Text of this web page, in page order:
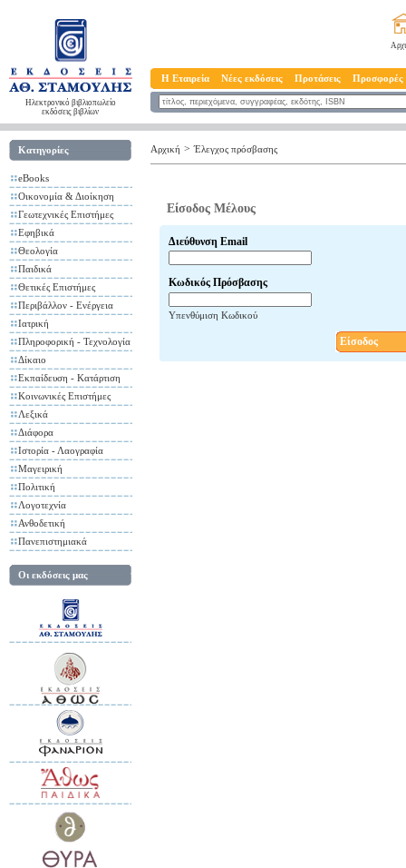
Ηλεκτρονικό βιβλιοπωλείο
εκδόσεις βιβλίων
Η Εταιρεία Νέες εκδόσεις Προτάσεις Προσφορές
Κατηγορίες
eBooks
Οικονομία & Διοίκηση
Γεωτεχνικές Επιστήμες
Εφηβικά
Θεολογία
Παιδικά
Θετικές Επιστήμες
Περιβάλλον - Ενέργεια
Ιατρική
Πληροφορική - Τεχνολογία
Δίκαιο
Εκπαίδευση - Κατάρτιση
Κοινωνικές Επιστήμες
Λεξικά
Διάφορα
Ιστορία - Λαογραφία
Μαγειρική
Πολιτική
Λογοτεχνία
Ανθοδετική
Πανεπιστημιακά
Οι εκδόσεις μας
Αρχική > Έλεγχος πρόσβασης
Είσοδος Μέλους
Διεύθυνση Email
Κωδικός Πρόσβασης
Υπενθύμιση Κωδικού
Είσοδος